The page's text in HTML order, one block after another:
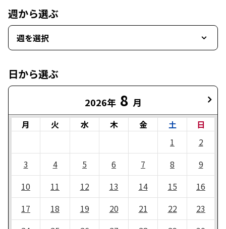
週から選ぶ
週を選択
日から選ぶ
2026年 8 月
月 火 水 木 金 土
日
1
2
3
4 5 6 7 8
9
10
11 12 13 14 15
16
17
18 19 20 21 22
23